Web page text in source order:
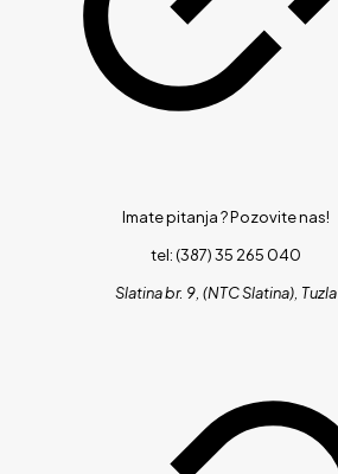
Imate pitanja ?Pozovite nas!
tel: (387) 35 265 040
Slatina br. 9, (NTC Slatina), Tuzla